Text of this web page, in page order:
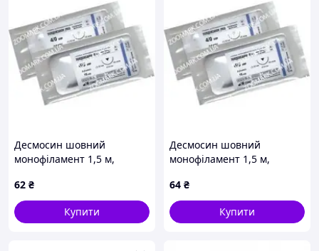
Десмосин шовний
монофіламент 1,5 м,
62 ₴
Купити
Десмосин шовний
монофіламент 1,5 м,
64 ₴
Купити